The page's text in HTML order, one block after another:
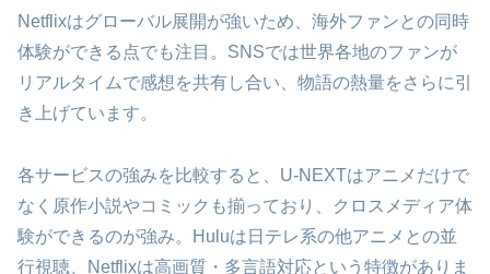
Netflixはグローバル展開が強いため、海外ファンとの同時
体験ができる点でも注目。SNSでは世界各地のファンが
リアルタイムで感想を共有し合い、物語の熱量をさらに引
き上げています。
各サービスの強みを比較すると、U-NEXTはアニメだけで
なく原作小説やコミックも揃っており、クロスメディア体
験ができるのが強み。Huluは日テレ系の他アニメとの並
行視聴、Netflixは高画質・多言語対応という特徴がありま